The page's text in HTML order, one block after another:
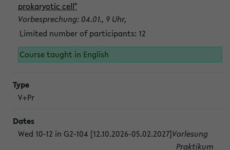
prokaryotic cell"
Vorbesprechung: 04.01., 9 Uhr,
Limited number of participants: 12
Course taught in English
V+Pr
Wed 10-12 in G2-104 [12.10.2026-05.02.2027]Vorlesung
Praktikum